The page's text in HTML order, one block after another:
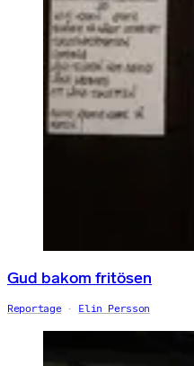
Gud bakom fritösen
Reportage Elin Persson